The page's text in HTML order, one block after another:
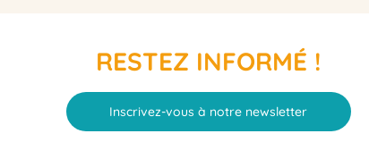
RESTEZ INFORMÉ !
Inscrivez-vous à notre newsletter